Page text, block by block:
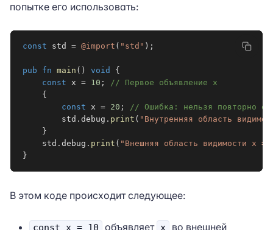
попытке его использовать:
const std = @import ( "std" ) ;
pub fn main ( ) void
{
const x = 10 ;
// Первое объявление x
{
const x = 20 ;
// Ошибка: нельзя повторно
        std
. debug . print ( "Внутренняя область
}
    std
. debug . print ( "Внешняя область видимости x
}
В этом коде происходит следующее:
const x = 10 объявляет x
во внешней